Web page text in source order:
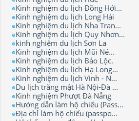
Kinh nghiệm du lịch Đồng Hới...
Kinh nghiệm du lịch Long Hải
Kinh nghiệm du lịch Nha Tran...
Kinh nghiệm du lịch Quy Nhơn...
kinh nghiệm du lịch Sơn La
Kinh nghiệm du lịch Mũi Né...
Kinh nghiệm du lịch Bảo Lộc.
Kinh nghiệm du lịch Hạ Long...
Kinh nghiệm du lịch Vinh - N...
Du lịch trăng mật Hà Nội-Đà ...
Kinh nghiệm Phượt Đà Nẵng
Hướng dẫn làm hộ chiếu (Pass...
Địa chỉ làm hộ chiếu (passpo...